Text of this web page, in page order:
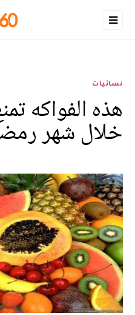
نسائيات
هذه الفواكه
خلال شهر